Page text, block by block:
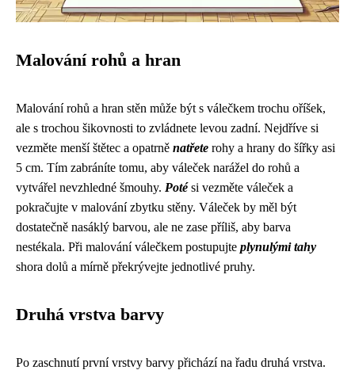
Malování rohů a hran
Malování rohů a hran stěn může být s válečkem trochu oříšek,
ale s trochou šikovnosti to zvládnete levou zadní. Nejdříve si
vezměte menší štětec a opatrně natřete rohy a hrany do šířky asi
5 cm. Tím zabráníte tomu, aby váleček narážel do rohů a
vytvářel nevzhledné šmouhy. Potési vezměte váleček a
pokračujte v malování zbytku stěny. Váleček by měl být
dostatečně nasáklý barvou, ale ne zase příliš, aby barva
nestékala. Při malování válečkem postupujte plynulými tahy
shora dolů a mírně překrývejte jednotlivé pruhy.
Druhá vrstva barvy
Po zaschnutí první vrstvy barvy přichází na řadu druhá vrstva.